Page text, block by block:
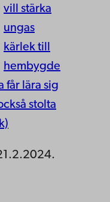
vill stärka
ungas
kärlek till
hembygde
får lära sig
stolta